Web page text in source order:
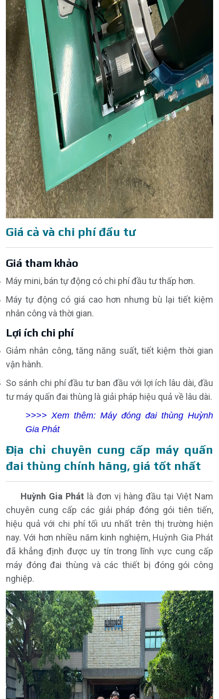
Giá cả và chi phí đầu tư
Giá tham khảo
Máy mini, bán tự động có chi phí đầu tư thấp hơn.
Máy tự động có giá cao hơn nhưng bù lại tiết kiệm
nhân công và thời gian.
Lợi ích chi phí
Giảm nhân công, tăng năng suất, tiết kiệm thời gian
vận hành.
So sánh chi phí đầu tư ban đầu với lợi ích lâu dài, đầu
tư máy quấn đai thùng là giải pháp hiệu quả về lâu dài.
>>>> Xem thêm: Máy đóng đai thùng Huỳnh
Gia Phát
Địa chỉ chuyên cung cấp máy quấn
đai thùng chính hãng, giá tốt nhất
Huỳnh Gia Phát là đơn vị hàng đầu tại Việt Nam
chuyên cung cấp các giải pháp đóng gói tiên tiến,
hiệu quả với chi phí tối ưu nhất trên thị trường hiện
nay. Với hơn nhiều năm kinh nghiệm, Huỳnh Gia Phát
đã khẳng định được uy tín trong lĩnh vực cung cấp
máy đóng đai thùng và các thiết bị đóng gói công
nghiệp.